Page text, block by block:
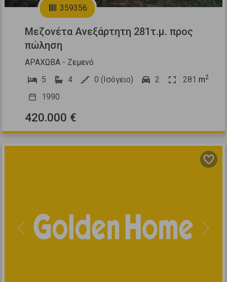
359356
Μεζονέτα Ανεξάρτητη 281τ.μ. προς
πώληση
ΑΡΑΧΩΒΑ - Ζεμενό
5
4 0 (Ισόγειο) 2 281 m2
1990
420.000 €
Previous Next